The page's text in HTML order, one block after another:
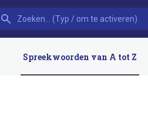
Spreekwoorden van A tot Z